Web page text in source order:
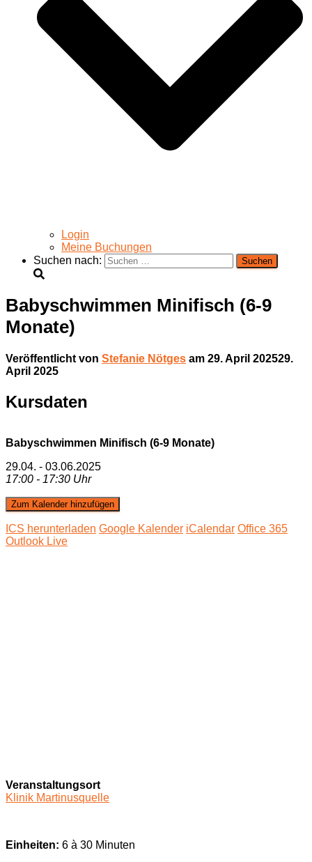
Login
Meine Buchungen
Suchen nach:
Babyschwimmen Minifisch (6-9
Monate)
Veröffentlicht von Stefanie Nötges am 29. April 202529.
April 2025
Kursdaten
Babyschwimmen Minifisch (6-9 Monate)
29.04. - 03.06.2025
17:00 - 17:30 Uhr
Zum Kalender hinzufügen
ICS herunterladen Google Kalender iCalendar Office 365
Outlook Live
Veranstaltungsort
Klinik Martinusquelle
Einheiten: 6 à 30 Minuten